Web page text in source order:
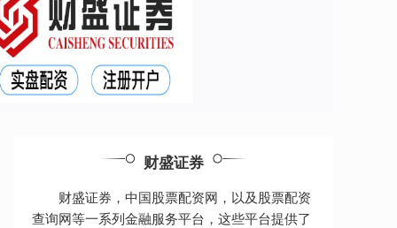
财盛证券
财盛证券，中国股票配资网，以及股票配资
查询网等一系列金融服务平台，这些平台提供了